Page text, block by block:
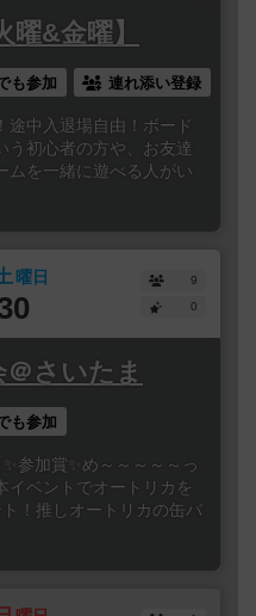
&金曜】
も参加 連れ添い登録
途中入退場自由！ボード
う初心者の方や、お友達
ムを一緒に遊べる人がい
曜日
9
0
さいたま
も参加
参加賞✨め～～～～～っ
イベントでオートリカを
！推しオートリカの缶バ